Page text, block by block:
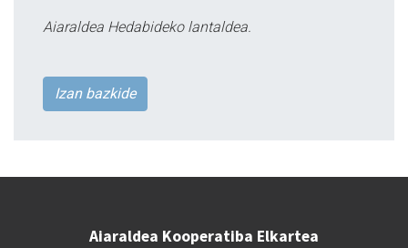
Aiaraldea Hedabideko lantaldea.
Izan bazkide
Aiaraldea Kooperatiba Elkartea